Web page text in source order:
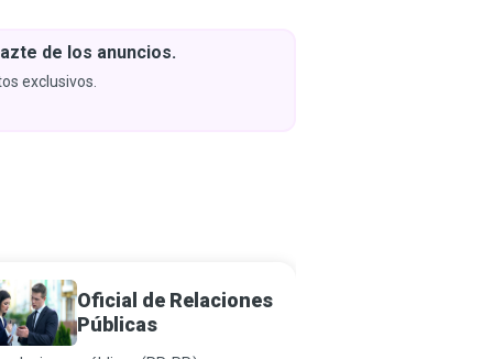
de los anuncios.
exclusivos.
Oficial de Relaciones
Públicas